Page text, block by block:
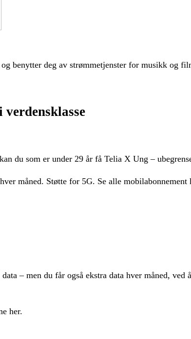
benytter deg av strømmetjenster for musikk og
du som er under 29 år få Telia X Ung –
måned. Støtte for 5G. Se alle mobilabonnement
– men du får også ekstra data hver måned,
her.